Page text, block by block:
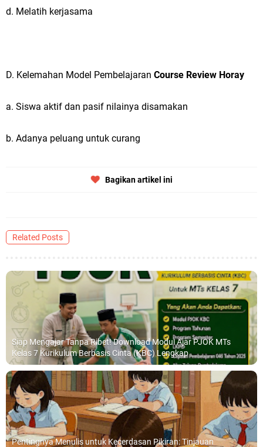
d. Melatih kerjasama
D. Kelemahan Model Pembelajaran Course Review Horay
a. Siswa aktif dan pasif nilainya disamakan
b. Adanya peluang untuk curang
Bagikan artikel ini
Related Posts
Siap Mengajar Tanpa Ribet! Download Modul Ajar PJOK MTs
Kelas 7 Kurikulum Berbasis Cinta (KBC) Lengkap
Pentingnya Menulis untuk Kecerdasan Pikiran: Tinjauan